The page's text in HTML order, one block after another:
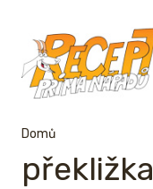
Domů
překližka